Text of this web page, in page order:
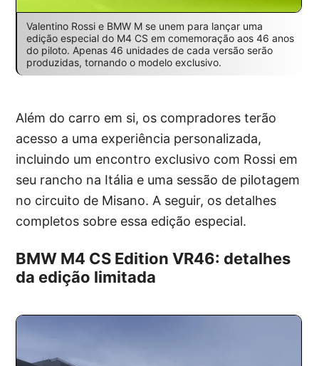
Valentino Rossi e BMW M se unem para lançar uma
edição especial do M4 CS em comemoração aos 46 anos
do piloto. Apenas 46 unidades de cada versão serão
produzidas, tornando o modelo exclusivo.
Além do carro em si, os compradores terão
acesso a uma experiência personalizada,
incluindo um encontro exclusivo com Rossi em
seu rancho na Itália e uma sessão de pilotagem
no circuito de Misano. A seguir, os detalhes
completos sobre essa edição especial.
BMW M4 CS Edition VR46: detalhes
da edição limitada